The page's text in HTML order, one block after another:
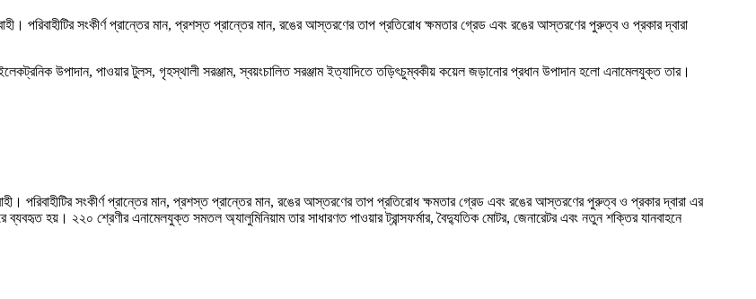
পরিবাহীটির সংকীর্ণ প্রান্তের মান, প্রশস্ত প্রান্তের মান, রঙের আস্তরণের তাপ প্রতিরোধ ক্ষমতার গ্রেড এবং রঙের আস্তরণের পুরুত্ব ও প্রকার দ্বারা
উপাদান, পাওয়ার টুলস, গৃহস্থালী সরঞ্জাম, স্বয়ংচালিত সরঞ্জাম ইত্যাদিতে তড়িৎচুম্বকীয় কয়েল জড়ানোর প্রধান উপাদান হলো এনামেলযুক্ত তার।
সংকীর্ণ প্রান্তের মান, প্রশস্ত প্রান্তের মান, রঙের আস্তরণের তাপ প্রতিরোধ ক্ষমতার গ্রেড এবং রঙের আস্তরণের পুরুত্ব ও প্রকার দ্বারা এর
ব্যবহৃত হয়। ২২০ শ্রেণীর এনামেলযুক্ত সমতল অ্যালুমিনিয়াম তার সাধারণত পাওয়ার ট্রান্সফর্মার, বৈদ্যুতিক মোটর, জেনারেটর এবং নতুন শক্তির যানবাহনে